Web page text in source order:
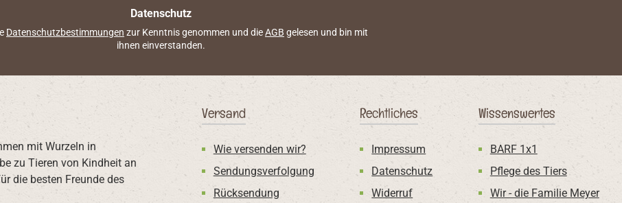
Datenschutz
Datenschutzbestimmungen zur Kenntnis genommen und dieAGB gelesen und bin mit
ihnen einverstanden.
mit Wurzeln in
zu Tieren von Kindheit an
die besten Freunde des
Versand
Wie versenden wir?
Sendungsverfolgung
Rücksendung
Rechtliches
Impressum
Datenschutz
Widerruf
Wissenswertes
BARF 1x1
Pflege des Tiers
Wir - die Familie Meyer